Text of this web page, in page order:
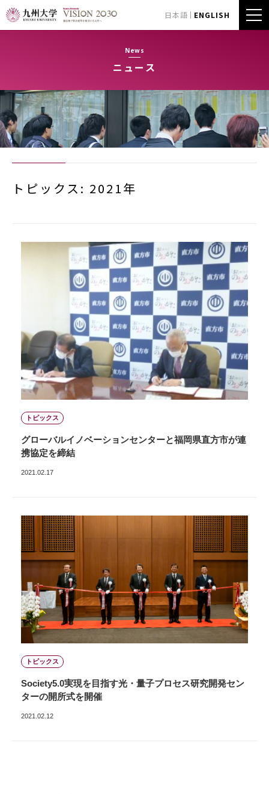
日本語 ENGLISH
News
ニュース
トピックス: 2021年
トピックス
グローバルイノベーションセンターと福岡県直方市が連
携協定を締結
2021.02.17
トピックス
Society5.0実現を目指す光・量子プロセス研究開発セン
ターの開所式を開催
2021.02.12